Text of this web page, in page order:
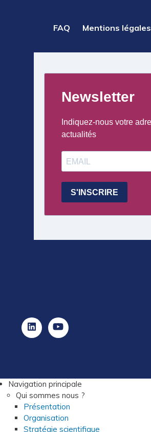
PAGE
FAQ Mentions légales
Navigation principale
Qui sommes nous ?
Présentation
Organisation
Stratégie scientifique